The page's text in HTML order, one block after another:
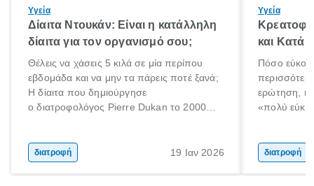
Υγεία
Δίαιτα Ντουκάν: Είναι η κατάλληλη
δίαιτα για τον οργανισμό σου;
Θέλεις να χάσεις 5 κιλά σε μία περίπου
εβδομάδα και να μην τα πάρεις ποτέ ξανά;
Η δίαιτα που δημιούργησε
ο διατροφολόγος Pierre Dukan το 2000
δημητριακά ολικής άλεσης, άφθονο νερό,
και ένας ημερήσιος περίπατος 20 λεπτών
διατροφή 19 Ιαν 2026
Υγεία
και Κατά
Πόσο
ερώτηση, η
«πολύ
ακόμα
γιατί θα
διατροφή